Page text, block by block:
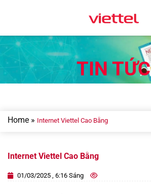
TIN TỨC
Home » Internet Viettel Cao Bằng
Internet Viettel Cao Bằng
01/03/2025 , 6:16 Sáng